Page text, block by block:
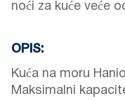
noći za kuće veće
OPIS:
Kuća na moru
Maksimalni